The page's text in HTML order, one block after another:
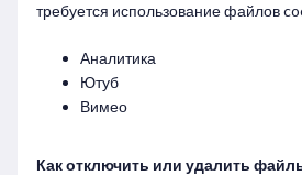
требуется использование файлов
Аналитика
Ютуб
Вимео
Как отключить или удалить